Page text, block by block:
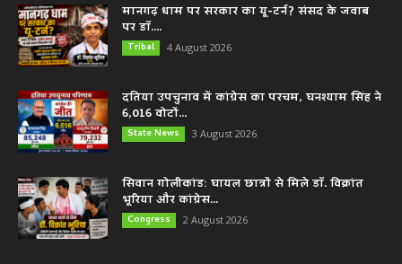
मानगढ़ धाम पर सरकार का यू-टर्न? संसद के जवाब
पर डॉ....
Tribal 4 August 2026
दतिया उपचुनाव में कांग्रेस का परचम, घनश्याम सिंह ने
6,016 वोटों...
State News 3 August 2026
सिवान गोलीकांड: घायल छात्रों से मिले डॉ. विक्रांत
भूरिया और कांग्रेस...
Congress 2 August 2026